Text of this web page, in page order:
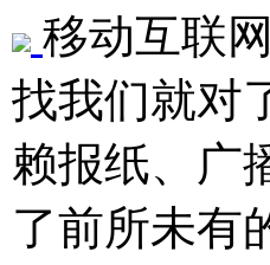
移动互联
找我们就对
赖报纸、广
了前所未有